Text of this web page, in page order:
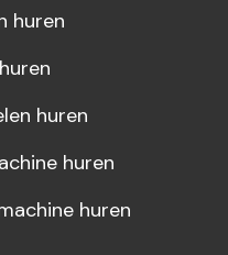
huren
huren
huren
huren